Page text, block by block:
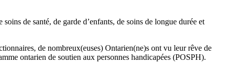
de santé, de garde d’enfants, de soins de longue durée et
de nombreux(euses) Ontarien(ne)s ont vu leur rêve de
ontarien de soutien aux personnes handicapées (POSPH).